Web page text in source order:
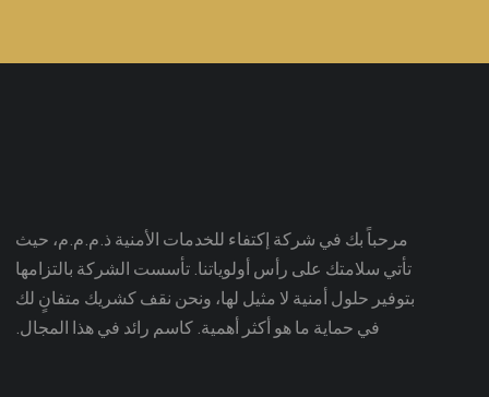
مرحباً بك في شركة إكتفاء للخدمات الأمنية ذ.م.م.م، حيث
تأتي سلامتك على رأس أولوياتنا. تأسست الشركة بالتزامها
بتوفير حلول أمنية لا مثيل لها، ونحن نقف كشريك متفانٍ لك
في حماية ما هو أكثر أهمية. كاسم رائد في هذا المجال.